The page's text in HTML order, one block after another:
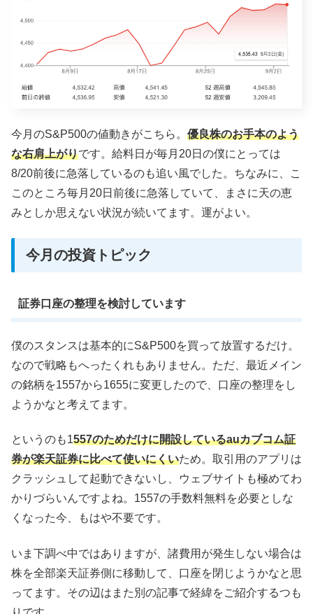
今月のS&P500の値動きがこちら。 優良株のお手本のよう
な右肩上がりです。給料日が毎月20日の僕にとっては
8/20前後に急落しているのも追い風でした。ちなみに、こ
このところ毎月20日前後に急落していて、まさに天の恵
みとしか思えない状況が続いてます。運がよい。
今月の投資トピック
証券口座の整理を検討しています
僕のスタンスは基本的にS&P500を買って放置するだけ。
なので戦略もへったくれもありません。ただ、最近メイン
の銘柄を1557から1655に変更したので、口座の整理をし
ようかなと考えてます。
というのも1557のためだけに開設しているauカブコム証
券が楽天証券に比べて使いにくいため。取引用のアプリは
クラッシュして起動できないし、ウェブサイトも極めてわ
かりづらいんですよね。1557の手数料無料を必要としな
くなった今、もはや不要です。
いま下調べ中ではありますが、諸費用が発生しない場合は
株を全部楽天証券側に移動して、口座を閉じようかなと思
ってます。その辺はまた別の記事で経緯をご紹介するつも